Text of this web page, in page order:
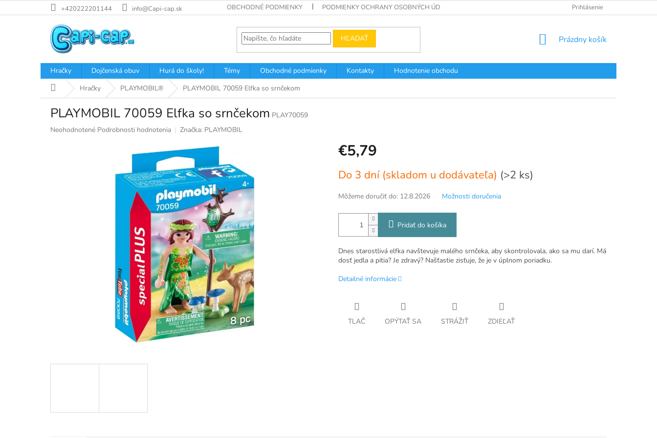
na
+420222201144 info@Capi-cap.sk OBCHODNÉ PODMIENKY PODMIENKY OCHRANY OSOBNÝCH ÚDAJOV Prihlásenie
HĽADAŤ
NÁKUPNÝ
Prázdny košík
Hračky Dojčenská obuv Hurá do školy! Témy Obchodné podmienky Kontakty
Hodnotenie obchodu
DomovHračky PLAYMOBIL® PLAYMOBIL 70059 Elfka so srnčekom
PLAYMOBIL 70059 Elfka so srnčekom PLAY70059
Priemerné
Neohodnotené Podrobnosti hodnotenia Značka: PLAYMOBIL
€5,79
cena:
Do 3 dní (skladom u dodávateľa) (>2 ks)
Môžeme doručiť do: 12.8.2026 Možnosti doručenia
Pridať do košíka
Dnes starostlivá elfka navštevuje malého srnčeka, aby skontrolovala, ako sa mu darí. Má
dosť jedla a pitia? Je zdravý? Našťastie zisťuje, že je v úplnom poriadku.
Detailné informácie
TLAČ OPÝTAŤ SA STRÁŽIŤ ZDIEĽAŤ